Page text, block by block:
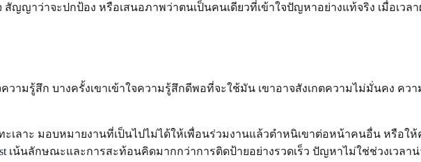
ญญาว่าจะปกป้อง หรือเสนอภาพว่าตนเป็นคนเดียวที่เข้าใจปัญหาอย่างแท้จริง เมื่อเว
ามรู้สึก บางครั้งเขาเข้าใจความรู้สึกดีพอที่จะใช้มัน เขาอาจสังเกตความไม่มั่นคง คว
เลาะ มอบหมายงานที่เป็นไปไม่ได้ให้เพื่อนร่วมงานแล้วตำหนิเขาต่อหน้าคนอื่น หรือใ
เน้นลักษณะและการสะท้อนคิดมากกว่าการติดป้ายอย่างรวดเร็ว ปัญหาไม่ใช่ช่วงเวลาน่